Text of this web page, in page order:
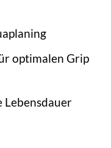
optimalen Grip
Lebensdauer